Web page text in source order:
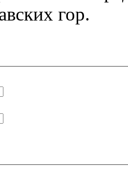
гор.